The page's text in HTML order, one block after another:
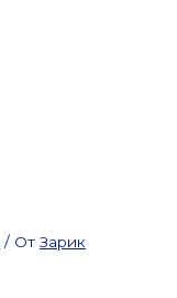
/ ОтЗарик